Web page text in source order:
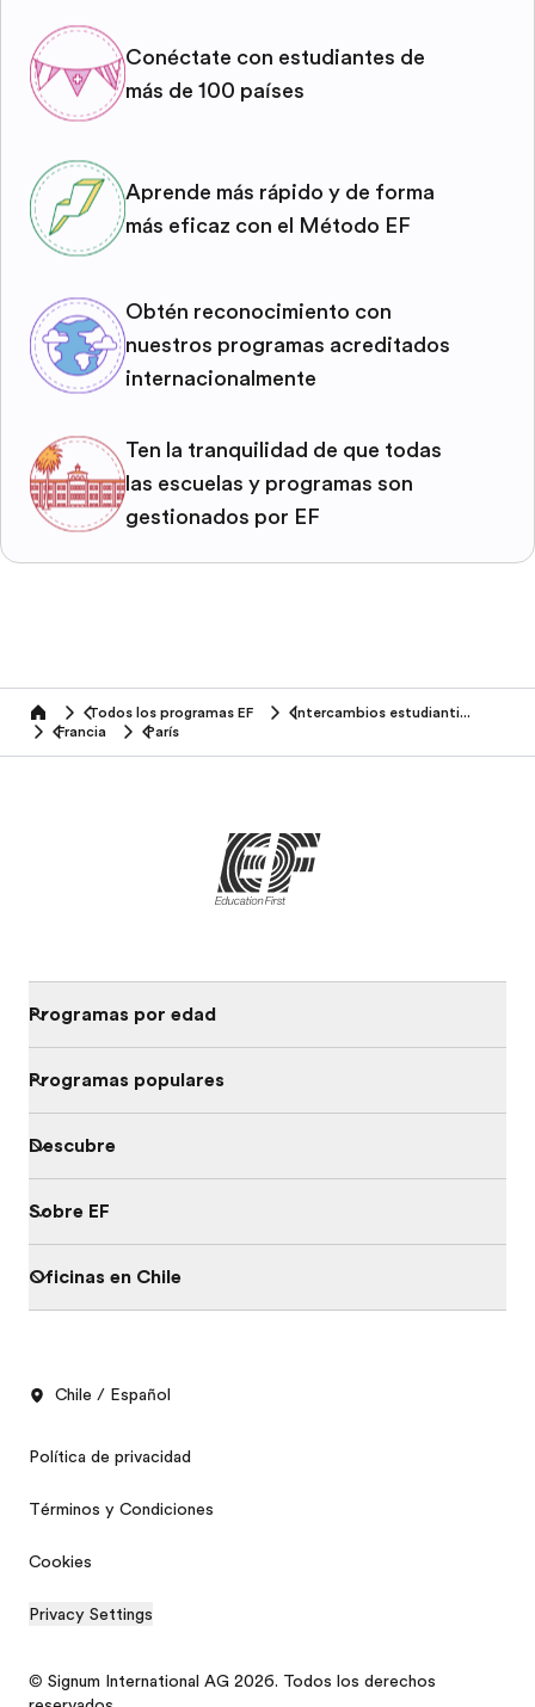
Conéctate con estudiantes de
más de 100 países
Aprende más rápido y de forma
más eficaz con el Método EF
Obtén reconocimiento con
nuestros programas acreditados
internacionalmente
Ten la tranquilidad de que todas
las escuelas y programas son
gestionados por EF
home Todos los programas EF
Intercambios estudiantiles
Francia
París
Programas por edad
Programas populares
Descubre
Sobre EF
Oficinas en Chile
Chile / Español
Política de privacidad
Términos y Condiciones
Cookies
Privacy Settings
© Signum International AG 2026. Todos los derechos